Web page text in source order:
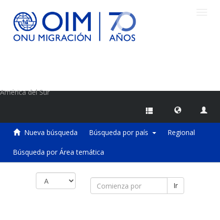
América del Sur
Nueva búsqueda Búsqueda por país Regional
Búsqueda por Área temática
Ir